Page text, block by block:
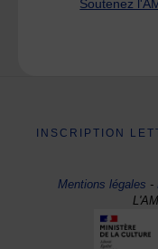
Soutenez
INSCRIPTION
Mentions légales -